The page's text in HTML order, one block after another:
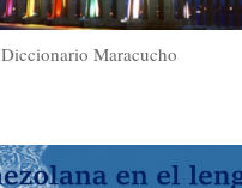
Diccionario Maracucho